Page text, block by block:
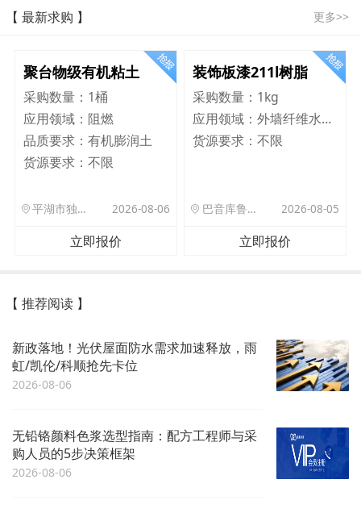
【 最新求购 】 更多>>
聚台物级有机粘土
采购数量： 1桶
应用领域： 阻燃
品质要求： 有机膨润土
货源要求： 不限
平湖市独山港镇集港路 589 号 2026-08-06
立即报价
装饰板漆211l树脂
采购数量： 1kg
应用领域：
外墙纤维水泥板
货源要求：不限
巴音库鲁提镇,托帕口岸六号库房 2026-08-05
立即报价
【 推荐阅读 】
新政落地！光伏屋面防水需求加速释放，雨
虹/凯伦/科顺抢先卡位
2026-08-06
无铅铬颜料色浆选型指南：配方工程师与采
购人员的5步决策框架
2026-08-06